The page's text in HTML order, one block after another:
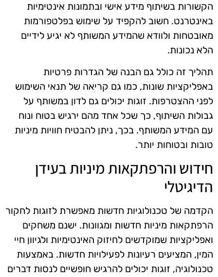
הקשורות בשיתוף מידע אישי ובתמונות אינטימיות
באינטרנט. חשוב להקפיד על שימוש בפלטפורמות
מאובטחות ולוודא שהמידע המשותף לא יגיע לידיים
הלא נכונות.
תהליך זה כולל גם הבנה של הגדרות פרטיות
באפליקציות שונות, כמו גם קריאה של תנאי השימוש
לפני ההצטרפות. זוגות יכולים גם לדון במשותף על
גבולות השיתוף, כך שכל אחד מהם ירגיש בטוח ונוח
עם המידע המשותף. בכך, ניתן להבטיח חוויות מיניות
טובות ובטוחות יותר.
חידוש והרפתקאות מיניות בעידן
הדיגיטלי
הקדמה של טכנולוגיות חדשות מאפשרת לזוגות לחקור
הרפתקאות מיניות חדשות ומגוונות. ישנם משחקים
ואפליקציות שמוקדשים לחיזוק האינטימיות ולגיוון חיי
המין, המציעים רעיונות לפעילויות חדשות. באמצעות
טכנולוגיה, זוגות יכולים להרגיש חופשיים לנסות דברים